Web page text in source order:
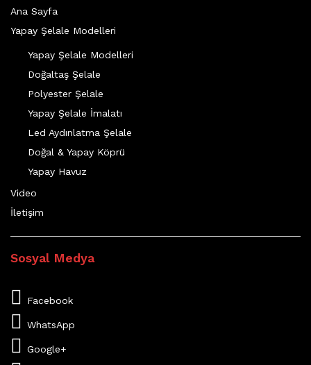
Ana Sayfa
Yapay Şelale Modelleri
Yapay Şelale Modelleri
Doğaltaş Şelale
Polyester Şelale
Yapay Şelale İmalatı
Led Aydınlatma Şelale
Doğal & Yapay Köprü
Yapay Havuz
Video
İletişim
Sosyal Medya
Facebook
WhatsApp
Google+